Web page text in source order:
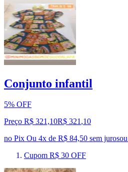
Conjunto infantil
5% OFF
Preço R$ 321,10R$ 321,10
no Pix Ou 4x de R$ 84,50 sem jurosou
Cupom R$ 30 OFF